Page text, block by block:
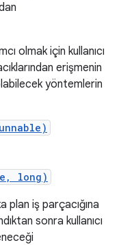
olmak için kullanıcı
erişmenin
yöntemlerin
long)
plan iş parçacığına
sonra kullanıcı